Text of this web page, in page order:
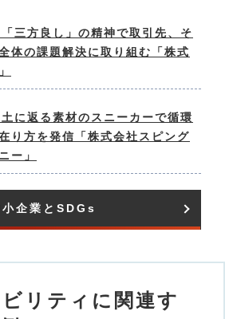
三方良し」の精神で取引先、そ
体の課題解決に取り組む「株式
に返る素材のスニーカーで循環
り方を発信「株式会社スピング
ー」
小企業とSDGs​
リティに関連す